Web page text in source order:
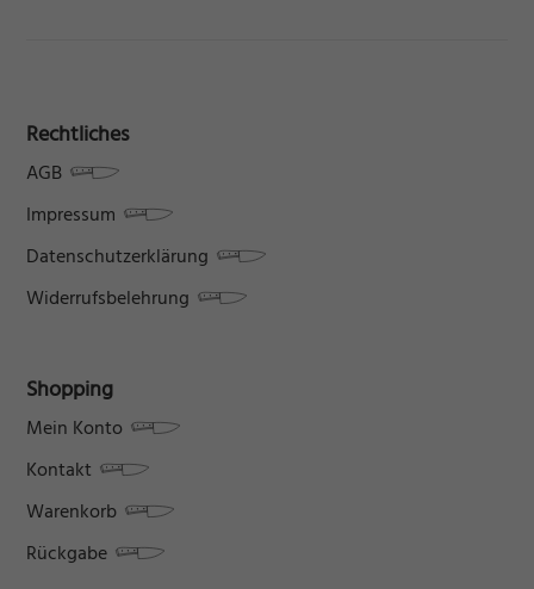
Rechtliches
AGB
Impressum
Datenschutzerklärung
Widerrufsbelehrung
Shopping
Mein Konto
Kontakt
Warenkorb
Rückgabe